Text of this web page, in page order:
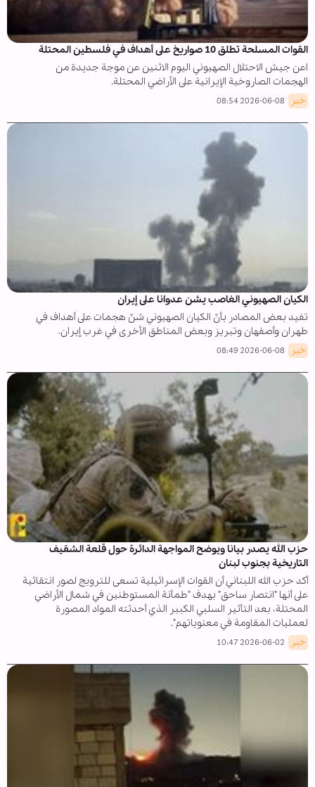
القوات المسلحة تطلق 10 صواريخ على أهداف في فلسطين المحتلة
اعن جيش الاحتلال الصهيوني اليوم الاثنين عن موجة جديدة من
الهجمات الصاروخية الإيرانية على الأراضي المحتلة.
خبر 2026-06-08 08:54
الكيان الصهيوني الغاصب يشن عدوانا على إيران
تفيد بعض المصادر بأنّ الكيان الصهيوني شنّ هجمات على أهداف في
طهران وأصفهان وتبريز وبعض المناطق الأخرى في غرب إيران.
خبر 2026-06-08 08:49
حزب الله يصدر بيانا ويوضح المواجهة الدائرة حول قلعة الشقيف
التاريخية بجنوب لبنان
أكد حزب الله اللبناني أن القوات الإسرائيلية تسعى للترويج لصور انتقائية
على أنها "انتصار ساحق" بهدف "طمأنة المستوطنين في شمال الأراضي
المحتلة، بعد التأثير السلبي الكبير الذي أحدثته المواد المصورة
لعمليات المقاومة في معنوياتهم".
خبر 2026-06-02 10:47